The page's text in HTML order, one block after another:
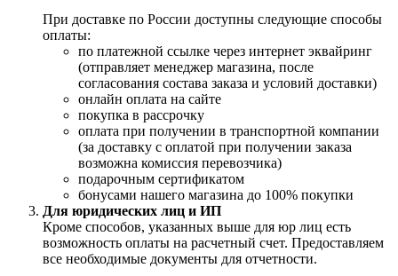
При доставке по России доступны следующие способы
оплаты:
по платежной ссылке через интернет эквайринг
(отправляет менеджер магазина, после
согласования состава заказа и условий доставки)
онлайн оплата на сайте
покупка в рассрочку
оплата при получении в транспортной компании
(за доставку с оплатой при получении заказа
возможна комиссия перевозчика)
подарочным сертификатом
бонусами нашего магазина до 100% покупки
Для юридических лиц и ИП
Кроме способов, указанных выше для юр лиц есть
возможность оплаты на расчетный счет. Предоставляем
все необходимые документы для отчетности.